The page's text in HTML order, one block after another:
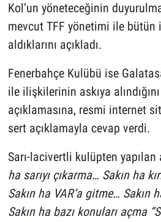
Kol’un yöneteceğinin
mevcut TFF yönetimi ile bütün
aldıklarını açıkladı.
Fenerbahçe Kulübü ise
ile ilişkilerinin askıya
açıklamasına, resmi internet
sert açıklamayla cevap verdi.
Sarı-lacivertli kulüpten yapılan
ha sarıyı çıkarma… Sakın ha
Sakın ha VAR’a gitme… Sakın
Sakın ha bazı konuları açma